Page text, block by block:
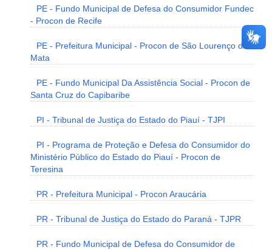
PE - Fundo Municipal de Defesa do Consumidor Fundec
- Procon de Recife
PE - Prefeitura Municipal - Procon de São Lourenço da
Mata
PE - Fundo Municipal Da Assistência Social - Procon de
Santa Cruz do Capibaribe
PI - Tribunal de Justiça do Estado do Piauí - TJPI
PI - Programa de Proteção e Defesa do Consumidor do
Ministério Público do Estado do Piauí - Procon de
Teresina
PR - Prefeitura Municipal - Procon Araucária
PR - Tribunal de Justiça do Estado do Paraná - TJPR
PR - Fundo Municipal de Defesa do Consumidor de